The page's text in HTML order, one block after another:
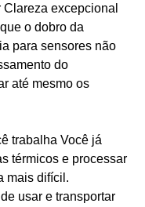
excepcional
o dobro da
para sensores não
do
até mesmo os
trabalha Você já
térmicos e processar
mais difícil.
usar e transportar